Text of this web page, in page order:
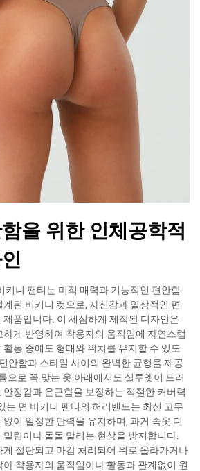
을 위한 인체공학적
키니 팬티는 미적 매력과 기능적인 편안함
된 비키니 컷으로, 자신감과 일상적인 편
품입니다. 이 세심하게 제작된 디자인은
게 반영하여 착용자의 움직임에 자연스럽
동 중에도 형태와 위치를 유지할 수 있도
안함과 스타일 사이의 완벽한 균형을 제공
으로 꼭 맞는 옷 아래에서도 실루엣이 드러
정감과 은근함을 보장하는 적절한 커버력
는 면 비키니 팬티의 허리밴드는 최신 고무
이 일정한 탄력을 유지하며, 과거 속옷 디
림이나 돌돌 말리는 현상을 방지합니다.
절단되고 마감 처리되어 위로 올라가거나
착용자의 움직임이나 활동과 관계없이 원